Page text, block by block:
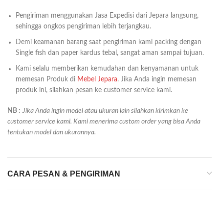
Pengiriman menggunakan Jasa Expedisi dari Jepara langsung,
sehingga ongkos pengiriman lebih terjangkau.
Demi keamanan barang saat pengiriman kami packing dengan
Single fish dan paper kardus tebal, sangat aman sampai tujuan.
Kami selalu memberikan kemudahan dan kenyamanan untuk
memesan Produk di Mebel Jepara. Jika Anda ingin memesan
produk ini, silahkan pesan ke customer service kami.
NB : Jika Anda ingin model atau ukuran lain silahkan kirimkan ke
customer service kami. Kami menerima custom order yang bisa Anda
tentukan model dan ukurannya.
CARA PESAN & PENGIRIMAN